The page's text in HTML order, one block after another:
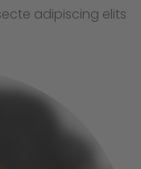
adipiscing elits